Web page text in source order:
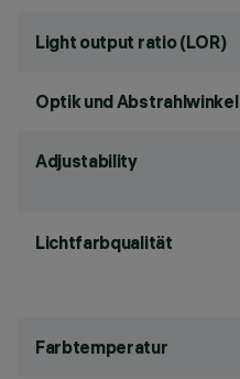
Light output ratio (LOR)
Optik und Abstrahlwinkel
Adjustability
Lichtfarbqualität
Farbtemperatur